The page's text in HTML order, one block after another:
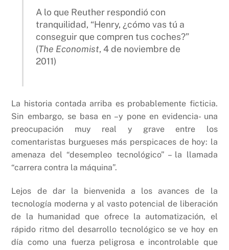
A lo que Reuther respondió con
tranquilidad, “Henry, ¿cómo vas tú a
conseguir que compren tus coches?”
(The Economist, 4 de noviembre de
2011)
La historia contada arriba es probablemente ficticia.
Sin embargo, se basa en –y pone en evidencia- una
preocupación muy real y grave entre los
comentaristas burgueses más perspicaces de hoy: la
amenaza del “desempleo tecnológico” – la llamada
“carrera contra la máquina”.
Lejos de dar la bienvenida a los avances de la
tecnología moderna y al vasto potencial de liberación
de la humanidad que ofrece la automatización, el
rápido ritmo del desarrollo tecnológico se ve hoy en
día como una fuerza peligrosa e incontrolable que